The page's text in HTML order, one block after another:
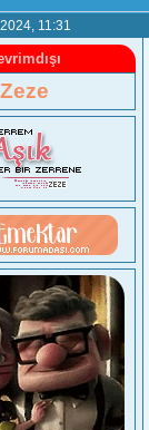
, 11:31
Zeze